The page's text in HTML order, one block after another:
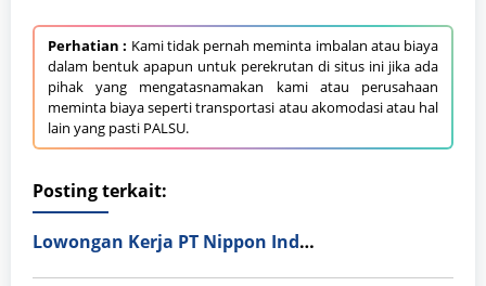
Perhatian : Kami tidak pernah meminta imbalan atau biaya
dalam bentuk apapun untuk perekrutan di situs ini jika ada
pihak yang mengatasnamakan kami atau perusahaan
meminta biaya seperti transportasi atau akomodasi atau hal
lain yang pasti PALSU.
Posting terkait:
Lowongan Kerja PT Nippon Indosari Corpindo Tbk. Bulan Agustus 2026